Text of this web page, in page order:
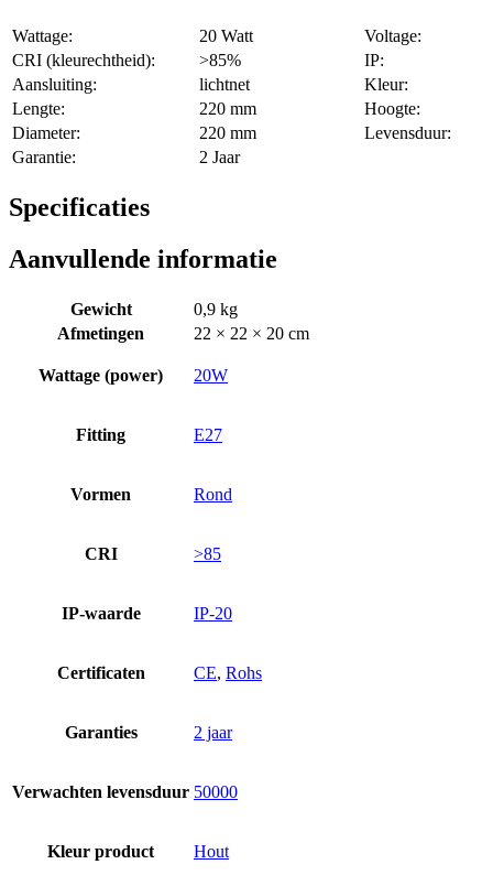
Wattage: 20 Watt
Voltage:
CRI (kleurechtheid):
>85%
IP:
Aansluiting:
lichtnet
Kleur:
Lengte:
220 mm
Hoogte:
Diameter:
220 mm
Levensduur:
Garantie:
2 Jaar
Specificaties
Aanvullende informatie
Gewicht
0,9 kg
Afmetingen
22 × 22 × 20 cm
Wattage (power) 20W
Fitting E27
Vormen Rond
CRI >85
IP-waarde IP-20
Certificaten CE, Rohs
Garanties 2 jaar
Verwachten levensduur 50000
Kleur product Hout